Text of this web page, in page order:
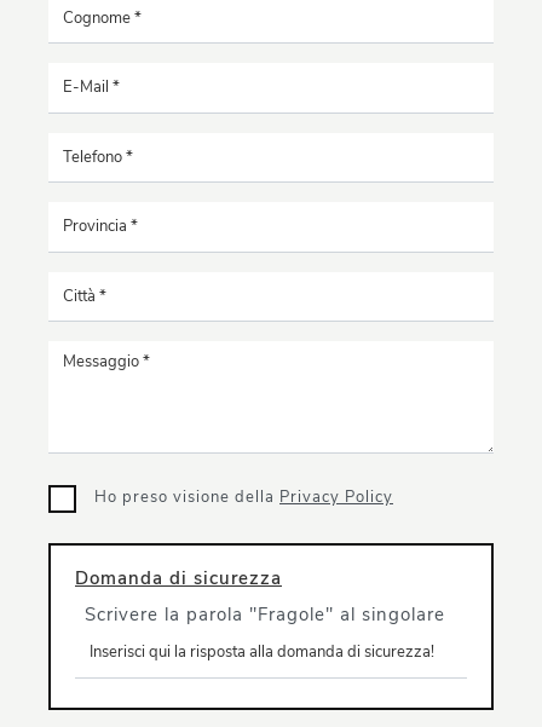
Ho preso visione della Privacy Policy
Domanda di sicurezza
Scrivere la parola "Fragole" al singolare